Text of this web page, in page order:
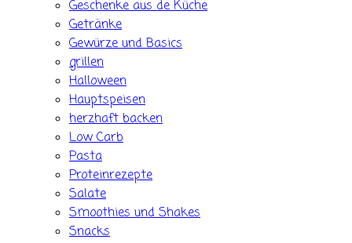
Geschenke aus de Küche
Getränke
Gewürze und Basics
grillen
Halloween
Hauptspeisen
herzhaft backen
Low Carb
Pasta
Proteinrezepte
Salate
Smoothies und Shakes
Snacks